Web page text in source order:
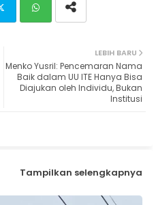
ter ats
LEBIH BARU
Menko Yusril: Pencemaran Nama
Baik dalam UU ITE Hanya Bisa
Diajukan oleh Individu, Bukan
Institusi
Tampilkan selengkapnya